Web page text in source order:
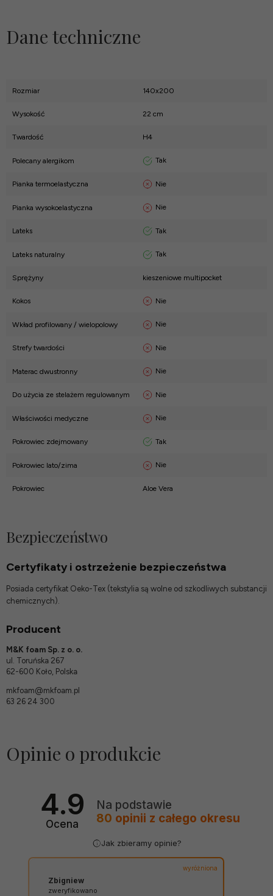
Dane techniczne
Rozmiar 140x200
Wysokość 22 cm
Twardość H4
Polecany alergikom Tak
Pianka termoelastyczna Nie
Pianka wysokoelastyczna Nie
Lateks Tak
Lateks naturalny Tak
Sprężyny kieszeniowe multipocket
Kokos Nie
Wkład profilowany / wielopolowy Nie
Strefy twardości Nie
Materac dwustronny Nie
Do użycia ze stelażem regulowanym Nie
Właściwości medyczne Nie
Pokrowiec zdejmowany Tak
Pokrowiec lato/zima Nie
Pokrowiec Aloe Vera
Bezpieczeństwo
Certyfikaty i ostrzeżenie bezpieczeństwa
Posiada certyfikat Oeko-Tex (tekstylia są wolne od szkodliwych substancji
chemicznych).
Producent
M&K foam Sp. z o. o.
ul. Toruńska 267
62-600 Koło, Polska
mkfoam@mkfoam.pl
63 26 24 300
Opinie o produkcie
4.9
Ocena
Na podstawie
80 opinii z całego okresu
Jak zbieramy opinie?
wyróżniona
Zbigniew
zweryfikowano